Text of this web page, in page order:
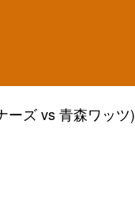
ーズ vs 青森ワッツ)